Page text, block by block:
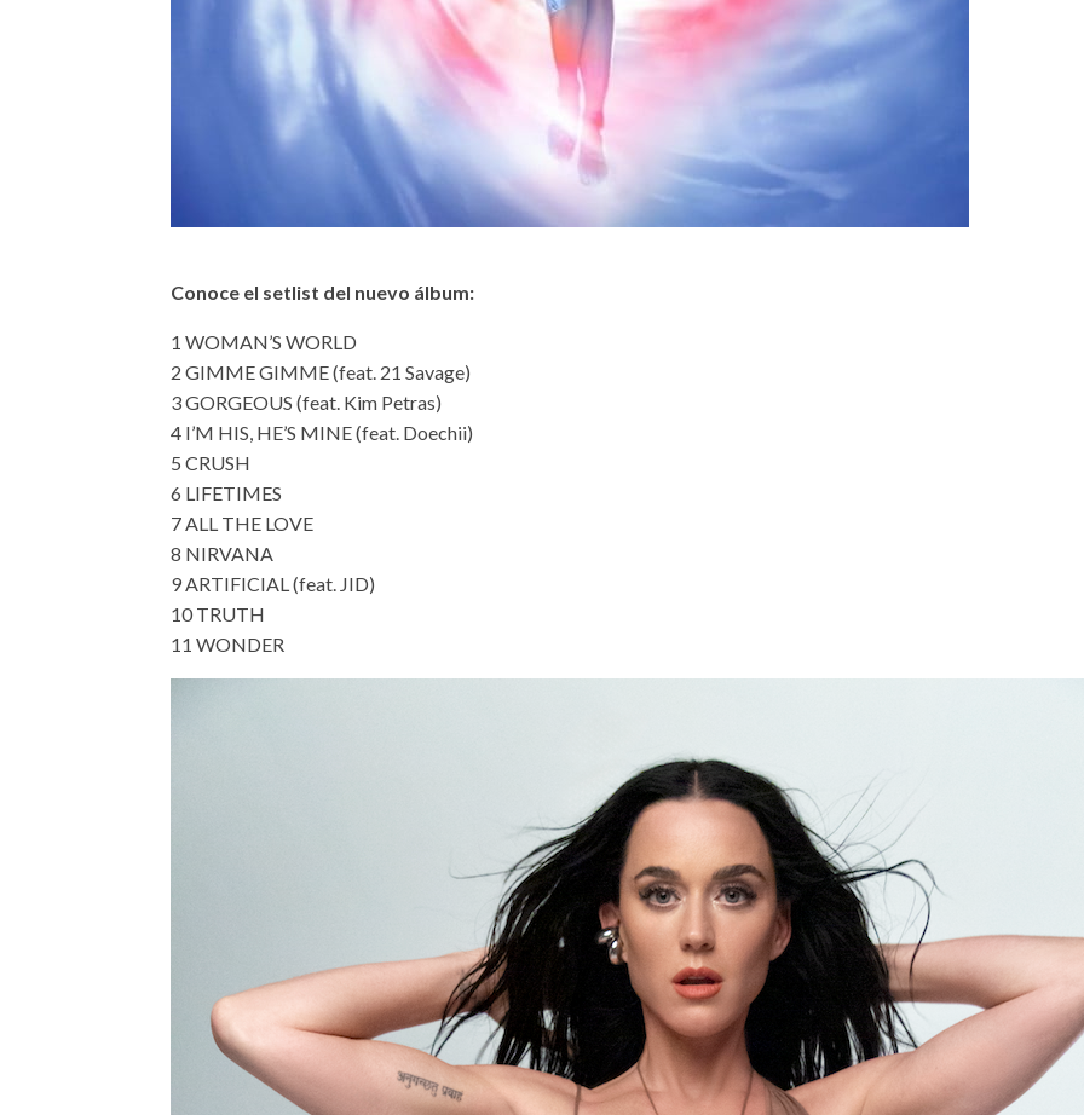
Conoce el setlist del nuevo álbum:
1 WOMAN’S WORLD
2 GIMME GIMME (feat. 21 Savage)
3 GORGEOUS (feat. Kim Petras)
4 I’M HIS, HE’S MINE (feat. Doechii)
5 CRUSH
6 LIFETIMES
7 ALL THE LOVE
8 NIRVANA
9 ARTIFICIAL (feat. JID)
10 TRUTH
11 WONDER